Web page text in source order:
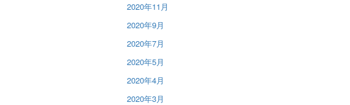
2020年11月
2020年9月
2020年7月
2020年5月
2020年4月
2020年3月